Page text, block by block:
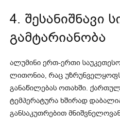
4. შესანიშნავი
გამტარიანობა
ალუმინი ერთ-ერთი
ლითონია, რაც
განაწილებას ოთახში.
ტემპერატურა ხშირად
განსაკუთრებით